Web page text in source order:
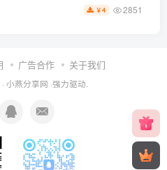
￥4 2851
广告合作 关于我们
小燕分享网 ·强力驱动.